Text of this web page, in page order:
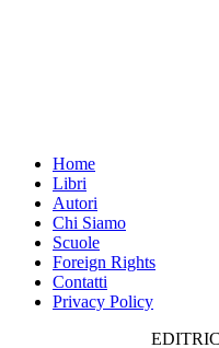
Home
Libri
Autori
Chi Siamo
Scuole
Foreign Rights
Contatti
Privacy Policy